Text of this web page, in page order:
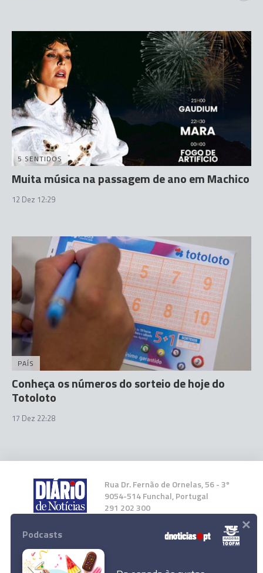
5 SENTIDOS
Muita música na passagem de ano em Machico
12 Dez 12:29
PAÍS
Conheça os números do sorteio de hoje do
Totoloto
17 Dez 22:28
Rua Dr. Fernão de Ornelas, 56 - 3º
9054-514 Funchal, Portugal
291 202 300
Instale a nossa App
Podcasts ×